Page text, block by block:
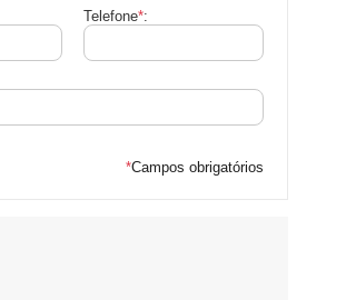
Telefone*:
*Campos obrigatórios